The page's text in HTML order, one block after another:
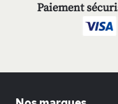
Paiement